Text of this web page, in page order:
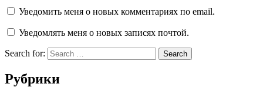
Уведомить меня о новых комментариях по email.
Уведомлять меня о новых записях почтой.
Search for:
Рубрики